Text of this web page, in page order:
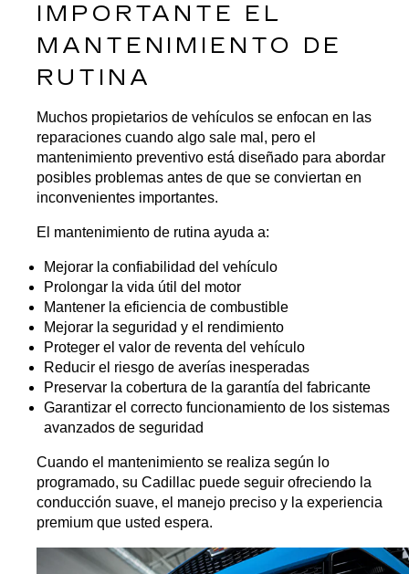
IMPORTANTE EL
MANTENIMIENTO DE
RUTINA
Muchos propietarios de vehículos se enfocan en las
reparaciones cuando algo sale mal, pero el
mantenimiento preventivo está diseñado para abordar
posibles problemas antes de que se conviertan en
inconvenientes importantes.
El mantenimiento de rutina ayuda a:
Mejorar la confiabilidad del vehículo
Prolongar la vida útil del motor
Mantener la eficiencia de combustible
Mejorar la seguridad y el rendimiento
Proteger el valor de reventa del vehículo
Reducir el riesgo de averías inesperadas
Preservar la cobertura de la garantía del fabricante
Garantizar el correcto funcionamiento de los sistemas
avanzados de seguridad
Cuando el mantenimiento se realiza según lo
programado, su Cadillac puede seguir ofreciendo la
conducción suave, el manejo preciso y la experiencia
premium que usted espera.